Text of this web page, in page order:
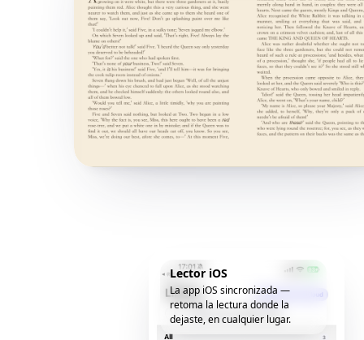
Lector iOS
La app iOS sincronizada —
retoma la lectura donde la
dejaste, en cualquier lugar.